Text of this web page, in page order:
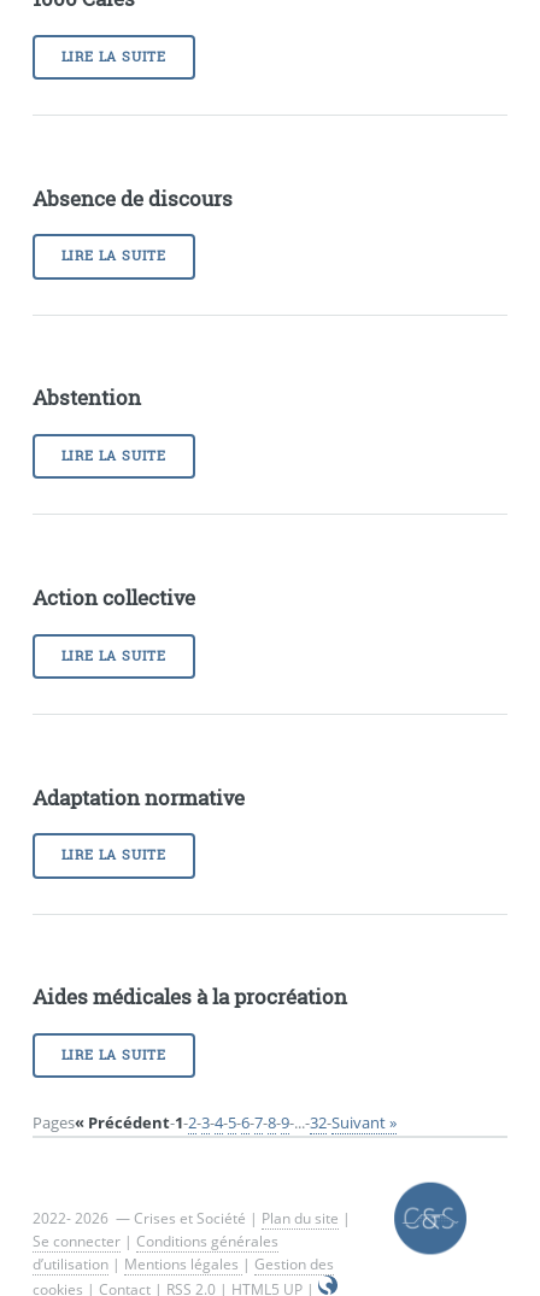
LIRE LA SUITE
Absence de discours
LIRE LA SUITE
Abstention
LIRE LA SUITE
Action collective
LIRE LA SUITE
Adaptation normative
LIRE LA SUITE
Aides médicales à la procréation
LIRE LA SUITE
Pages« Précédent-1-2-3-4-5-6-7-8-9-...-32-Suivant »
2022- 2026 — Crises et Société | Plan du site |
Se connecter| Conditions générales
d’utilisation| Mentions légales | Gestion des
cookies | Contact| RSS 2.0| HTML5 UP|